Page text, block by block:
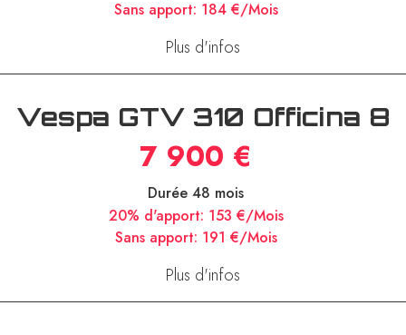
Durée 48 mois
20% d'apport:166 €/Mois
Sans apport:184 €/Mois
Vespa GTV 310 Officina 8
7 900 €
Durée 48 mois
20% d'apport:153 €/Mois
Sans apport:191 €/Mois